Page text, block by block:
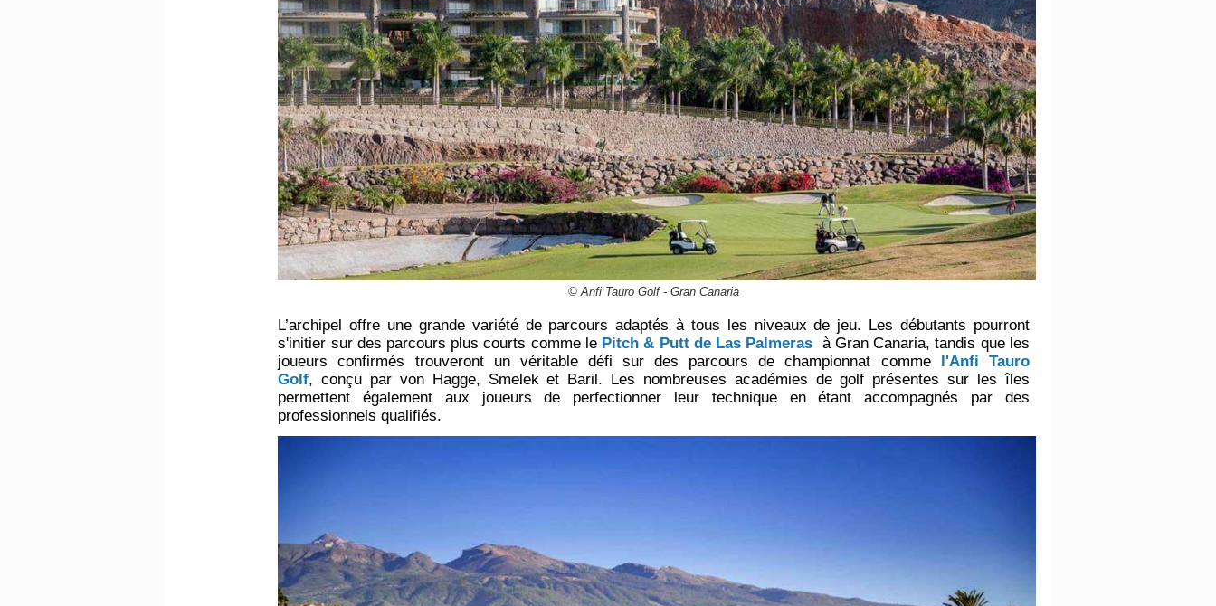
© Anfi Tauro Golf - Gran Canaria
L’archipel offre une grande variété de parcours adaptés à tous les niveaux de jeu. Les débutants pourront
s'initier sur des parcours plus courts comme le Pitch & Putt de Las Palmeras à Gran Canaria, tandis que les
joueurs confirmés trouveront un véritable défi sur des parcours de championnat comme l'Anfi Tauro
Golf, conçu par von Hagge, Smelek et Baril. Les nombreuses académies de golf présentes sur les îles
permettent également aux joueurs de perfectionner leur technique en étant accompagnés par des
professionnels qualifiés.